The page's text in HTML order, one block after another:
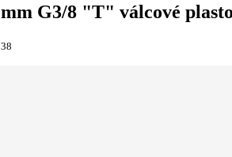
G3/8 "T" válcové